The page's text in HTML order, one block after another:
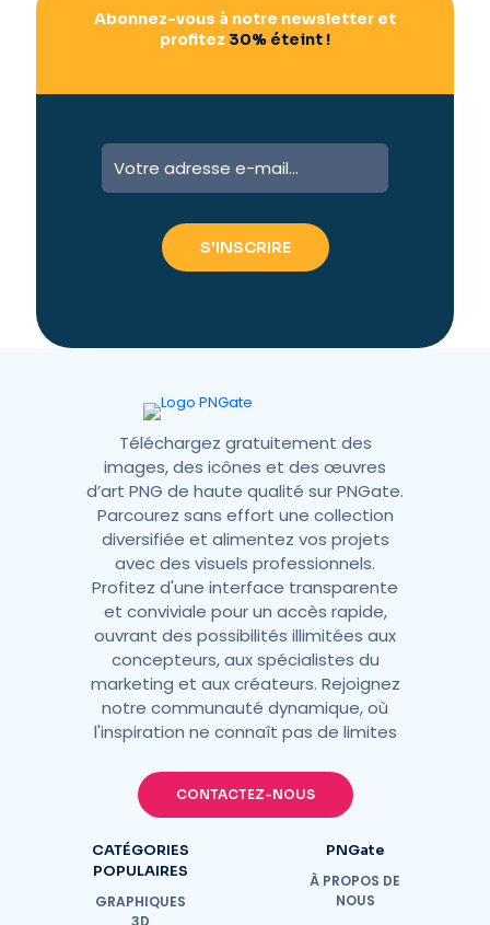
Abonnez-vous à notre newsletter et
profitez 30% éteint !
Téléchargez gratuitement des
images, des icônes et des œuvres
d’art PNG de haute qualité sur PNGate.
Parcourez sans effort une collection
diversifiée et alimentez vos projets
avec des visuels professionnels.
Profitez d'une interface transparente
et conviviale pour un accès rapide,
ouvrant des possibilités illimitées aux
concepteurs, aux spécialistes du
marketing et aux créateurs. Rejoignez
notre communauté dynamique, où
l'inspiration ne connaît pas de limites
CONTACTEZ-NOUS
CATÉGORIES
POPULAIRES
GRAPHIQUES
3D
PNGate
À PROPOS DE
NOUS